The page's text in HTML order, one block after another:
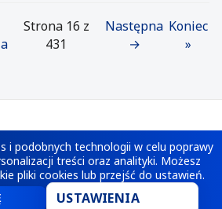
Strona 16 z
431
Następna
→
Koniec
»
prawa zastrzeżone.
Siwek, ul. Kalwaryjska 2a/5, 41-940 Piekary
· Polityka cookies
i podobnych technologii w celu poprawy
treści oraz analityki. Możesz
pliki cookies lub przejść do ustawień.
USTAWIENIA